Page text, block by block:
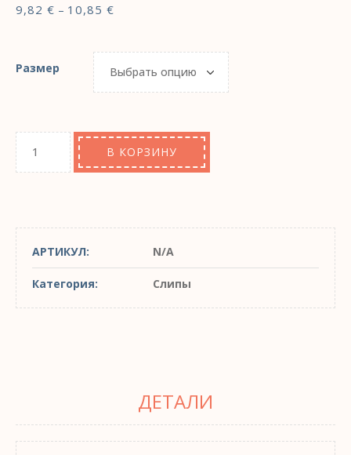
9,82 € – 10,85 €
Размер
В КОРЗИНУ
АРТИКУЛ: N/A
Категория: Слипы
ДЕТАЛИ